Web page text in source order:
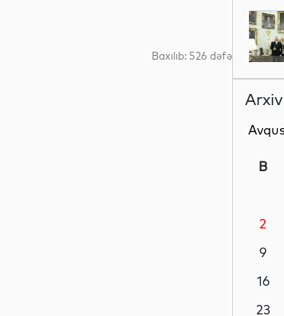
Baxılıb: 526 dəfə
Siyasət
Dünya
Arxiv
B
2
9
16
23